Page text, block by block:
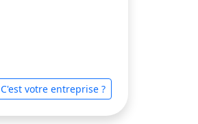
C'est votre entreprise ?